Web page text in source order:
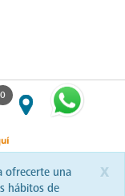
0
x
ofrecerte una
hábitos de